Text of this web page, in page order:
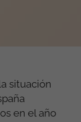
situación
en el año